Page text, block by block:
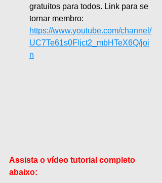
gratuitos para todos. Link para se
tornar membro:
https://www.youtube.com/channel/
UC7Te61s0Fljct2_mbHTeX6Q/joi
n
Assista o vídeo tutorial completo
abaixo: